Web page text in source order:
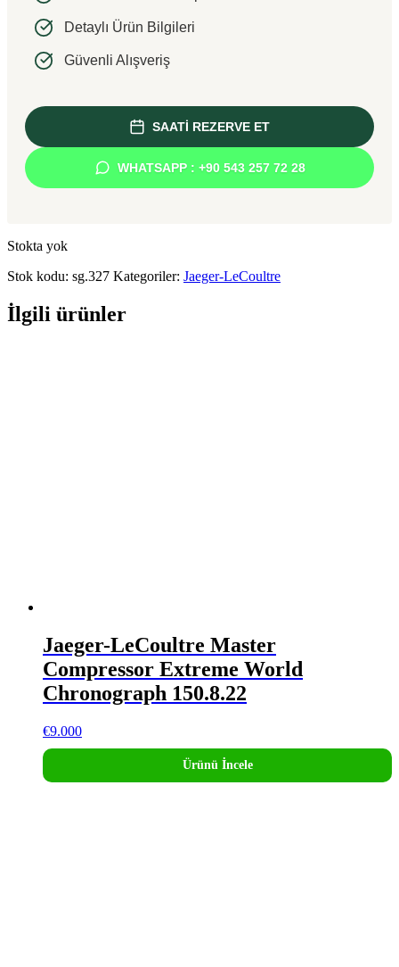
Detaylı Ürün Bilgileri
Güvenli Alışveriş
SAATİ REZERVE ET
WHATSAPP : +90 543 257 72 28
Stokta yok
Stok kodu: sg.327 Kategoriler: Jaeger-LeCoultre
İlgili ürünler
Jaeger-LeCoultre Master
Compressor Extreme World
Chronograph 150.8.22
€9.000
Ürünü İncele